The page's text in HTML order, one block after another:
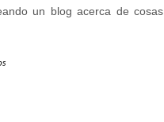
un blog acerca de cosas